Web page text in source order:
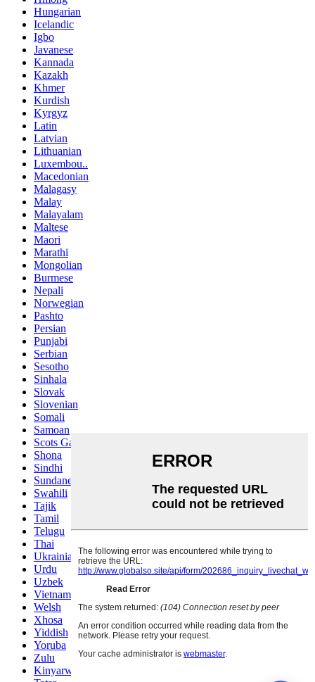
Hungarian
Icelandic
Igbo
Javanese
Kannada
Kazakh
Khmer
Kurdish
Kyrgyz
Latin
Latvian
Lithuanian
Luxembou..
Macedonian
Malagasy
Malay
Malayalam
Maltese
Maori
Marathi
Mongolian
Burmese
Nepali
Norwegian
Pashto
Persian
Punjabi
Serbian
Sesotho
Sinhala
Slovak
Slovenian
Somali
Samoan
Scots Gaelic
Shona
Sindhi
Sundanese
Swahili
Tajik
Tamil
Telugu
Thai
Ukrainian
Urdu
Uzbek
Vietnamese
Welsh
Xhosa
Yiddish
Yoruba
Zulu
Kinyarwanda